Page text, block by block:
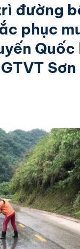
đường
phục
Quốc
Sơn